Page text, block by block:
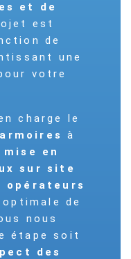
et de
est
de
une
votre
charge le
à
mise en
sur site
opérateurs
de
nous
étape soit
des